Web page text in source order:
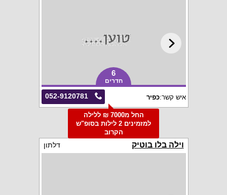
6
חדרים
052-9120781 איש קשר:כפיר
החל מ7000 ₪ ללילה
למזמינים 2 לילות בסופ"ש
הקרוב
וילה בלו בוטיק דלתון